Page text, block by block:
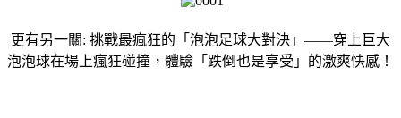
更有另一關: 挑戰最瘋狂的「泡泡足球大對決」——穿上巨大
泡泡球在場上瘋狂碰撞，體驗「跌倒也是享受」的激爽快感！